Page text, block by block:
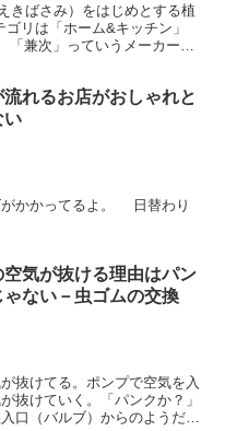
きばさみ）をはじめとする植
リは「ホーム&キッチン」
兼次」っていうメーカーの
流れるお店がおしゃれと
い
がかかってるよ。 日替わり
空気が抜ける理由はパン
ゃない－虫ゴムの交換
抜けてる。ポンプで空気を入
抜けていく。「パンクか？」
口（バルブ）からのようだ。